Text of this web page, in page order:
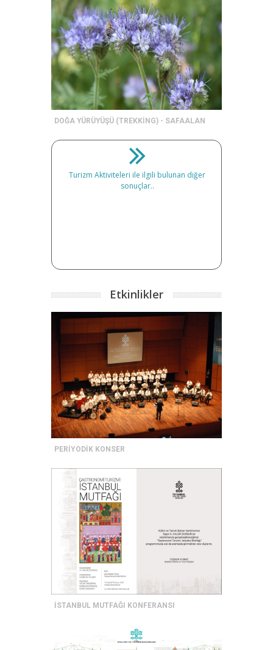
DOĞA YÜRÜYÜŞÜ (TREKKİNG) - SAFAALAN
Turizm Aktiviteleri ile ilgili bulunan diğer
sonuçlar..
Etkinlikler
PERİYODİK KONSER
İSTANBUL MUTFAĞI KONFERANSI